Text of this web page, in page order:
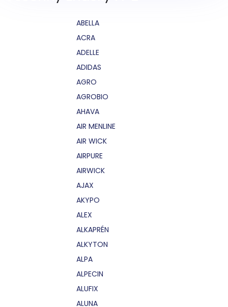
ABELLA
ACRA
ADELLE
ADIDAS
AGRO
AGROBIO
AHAVA
AIR MENLINE
AIR WICK
AIRPURE
AIRWICK
AJAX
AKYPO
ALEX
ALKAPRÉN
ALKYTON
ALPA
ALPECIN
ALUFIX
ALUNA